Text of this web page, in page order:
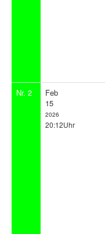
Nr. 2
Feb
15
2026
20:12Uhr